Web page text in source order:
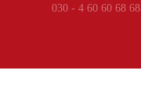
030 - 4 60 60 68 68